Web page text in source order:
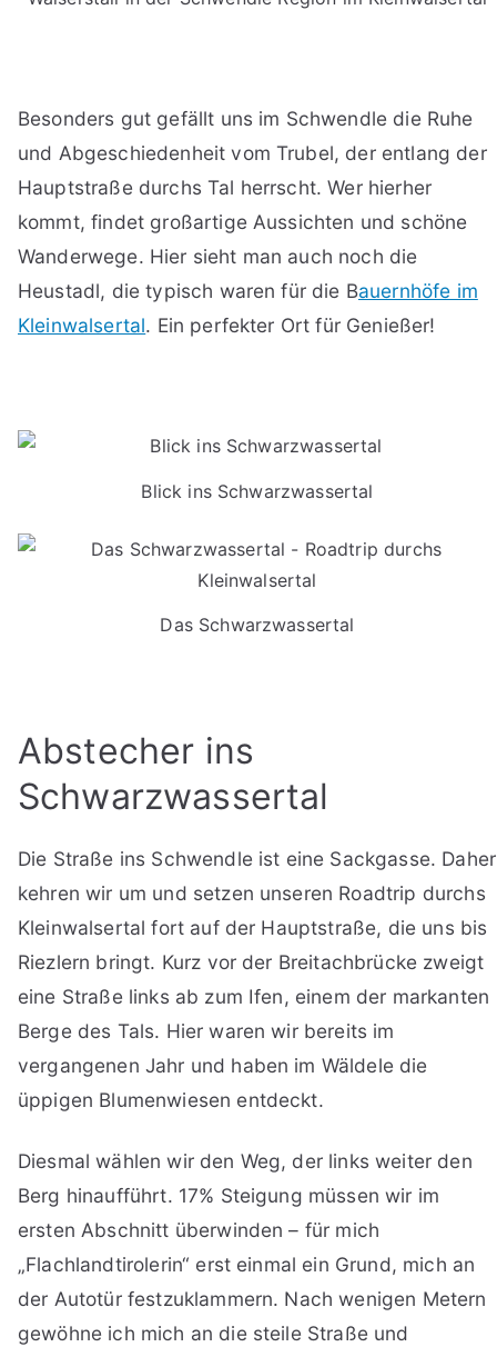
Besonders gut gefällt uns im Schwendle die Ruhe
und Abgeschiedenheit vom Trubel, der entlang der
Hauptstraße durchs Tal herrscht. Wer hierher
kommt, findet großartige Aussichten und schöne
Wanderwege. Hier sieht man auch noch die
Heustadl, die typisch waren für die Bauernhöfe im
Kleinwalsertal. Ein perfekter Ort für Genießer!
Blick ins Schwarzwassertal
Das Schwarzwassertal
Abstecher ins
Schwarzwassertal
Die Straße ins Schwendle ist eine Sackgasse. Daher
kehren wir um und setzen unseren Roadtrip durchs
Kleinwalsertal fort auf der Hauptstraße, die uns bis
Riezlern bringt. Kurz vor der Breitachbrücke zweigt
eine Straße links ab zum Ifen, einem der markanten
Berge des Tals. Hier waren wir bereits im
vergangenen Jahr und haben im Wäldele die
üppigen Blumenwiesen entdeckt.
Diesmal wählen wir den Weg, der links weiter den
Berg hinaufführt. 17% Steigung müssen wir im
ersten Abschnitt überwinden – für mich
„Flachlandtirolerin“ erst einmal ein Grund, mich an
der Autotür festzuklammern. Nach wenigen Metern
gewöhne ich mich an die steile Straße und